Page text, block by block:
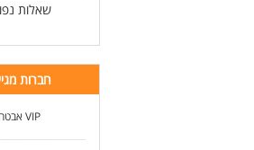
שאלות
חברות
VIP אבטחה